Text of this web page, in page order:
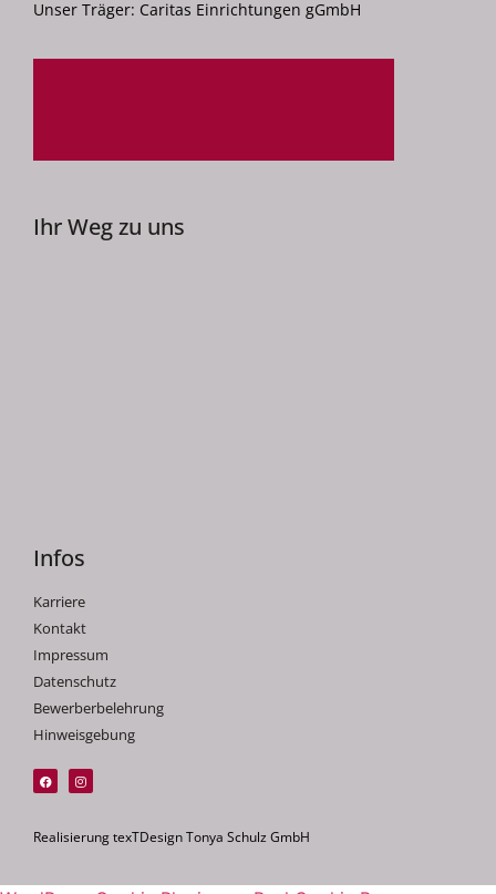
Unser Träger: Caritas Einrichtungen gGmbH
Ihr Weg zu uns
Infos
Karriere
Kontakt
Impressum
Datenschutz
Bewerberbelehrung
Hinweisgebung
Realisierung texTDesign Tonya Schulz GmbH